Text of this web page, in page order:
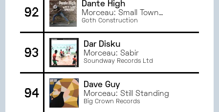
92
Dante High
Morceau: Small Town
Midnights
Goth Construction
93
Dar Disku
Morceau: Sabir
Soundway Records Ltd
94
Dave Guy
Morceau: Still Standing
Big Crown Records